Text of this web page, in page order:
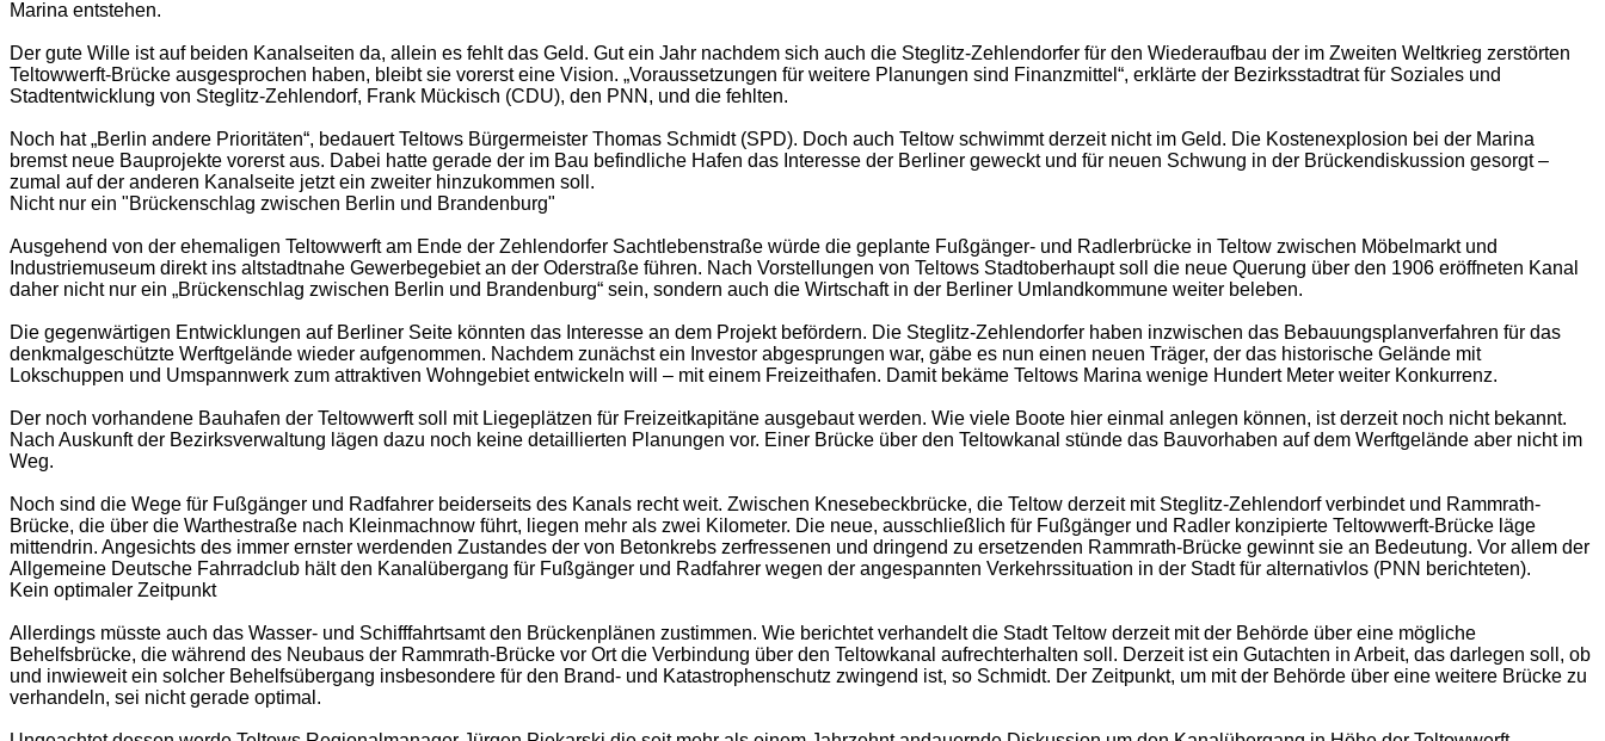
Marina entstehen.
Der gute Wille ist auf beiden Kanalseiten da, allein es fehlt das Geld. Gut ein Jahr nachdem sich auch die Steglitz-Zehlendorfer für den Wiederaufbau der im Zweiten Weltkrieg zerstörten
Teltowwerft-Brücke ausgesprochen haben, bleibt sie vorerst eine Vision. „Voraussetzungen für weitere Planungen sind Finanzmittel“, erklärte der Bezirksstadtrat für Soziales und
Stadtentwicklung von Steglitz-Zehlendorf, Frank Mückisch (CDU), den PNN, und die fehlten.
Noch hat „Berlin andere Prioritäten“, bedauert Teltows Bürgermeister Thomas Schmidt (SPD). Doch auch Teltow schwimmt derzeit nicht im Geld. Die Kostenexplosion bei der Marina
bremst neue Bauprojekte vorerst aus. Dabei hatte gerade der im Bau befindliche Hafen das Interesse der Berliner geweckt und für neuen Schwung in der Brückendiskussion gesorgt –
zumal auf der anderen Kanalseite jetzt ein zweiter hinzukommen soll.
Nicht nur ein "Brückenschlag zwischen Berlin und Brandenburg"
Ausgehend von der ehemaligen Teltowwerft am Ende der Zehlendorfer Sachtlebenstraße würde die geplante Fußgänger- und Radlerbrücke in Teltow zwischen Möbelmarkt und
Industriemuseum direkt ins altstadtnahe Gewerbegebiet an der Oderstraße führen. Nach Vorstellungen von Teltows Stadtoberhaupt soll die neue Querung über den 1906 eröffneten Kanal
daher nicht nur ein „Brückenschlag zwischen Berlin und Brandenburg“ sein, sondern auch die Wirtschaft in der Berliner Umlandkommune weiter beleben.
Die gegenwärtigen Entwicklungen auf Berliner Seite könnten das Interesse an dem Projekt befördern. Die Steglitz-Zehlendorfer haben inzwischen das Bebauungsplanverfahren für das
denkmalgeschützte Werftgelände wieder aufgenommen. Nachdem zunächst ein Investor abgesprungen war, gäbe es nun einen neuen Träger, der das historische Gelände mit
Lokschuppen und Umspannwerk zum attraktiven Wohngebiet entwickeln will – mit einem Freizeithafen. Damit bekäme Teltows Marina wenige Hundert Meter weiter Konkurrenz.
Der noch vorhandene Bauhafen der Teltowwerft soll mit Liegeplätzen für Freizeitkapitäne ausgebaut werden. Wie viele Boote hier einmal anlegen können, ist derzeit noch nicht bekannt.
Nach Auskunft der Bezirksverwaltung lägen dazu noch keine detaillierten Planungen vor. Einer Brücke über den Teltowkanal stünde das Bauvorhaben auf dem Werftgelände aber nicht im
Weg.
Noch sind die Wege für Fußgänger und Radfahrer beiderseits des Kanals recht weit. Zwischen Knesebeckbrücke, die Teltow derzeit mit Steglitz-Zehlendorf verbindet und Rammrath-
Brücke, die über die Warthestraße nach Kleinmachnow führt, liegen mehr als zwei Kilometer. Die neue, ausschließlich für Fußgänger und Radler konzipierte Teltowwerft-Brücke läge
mittendrin. Angesichts des immer ernster werdenden Zustandes der von Betonkrebs zerfressenen und dringend zu ersetzenden Rammrath-Brücke gewinnt sie an Bedeutung. Vor allem der
Allgemeine Deutsche Fahrradclub hält den Kanalübergang für Fußgänger und Radfahrer wegen der angespannten Verkehrssituation in der Stadt für alternativlos (PNN berichteten).
Kein optimaler Zeitpunkt
Allerdings müsste auch das Wasser- und Schifffahrtsamt den Brückenplänen zustimmen. Wie berichtet verhandelt die Stadt Teltow derzeit mit der Behörde über eine mögliche
Behelfsbrücke, die während des Neubaus der Rammrath-Brücke vor Ort die Verbindung über den Teltowkanal aufrechterhalten soll. Derzeit ist ein Gutachten in Arbeit, das darlegen soll, ob
und inwieweit ein solcher Behelfsübergang insbesondere für den Brand- und Katastrophenschutz zwingend ist, so Schmidt. Der Zeitpunkt, um mit der Behörde über eine weitere Brücke zu
verhandeln, sei nicht gerade optimal.